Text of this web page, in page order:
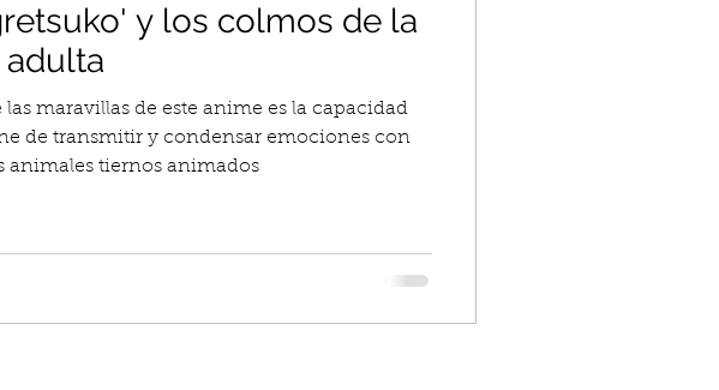
y los colmos de la
adulta
las maravillas de este anime es la capacidad
de transmitir y condensar emociones con
animales tiernos animados